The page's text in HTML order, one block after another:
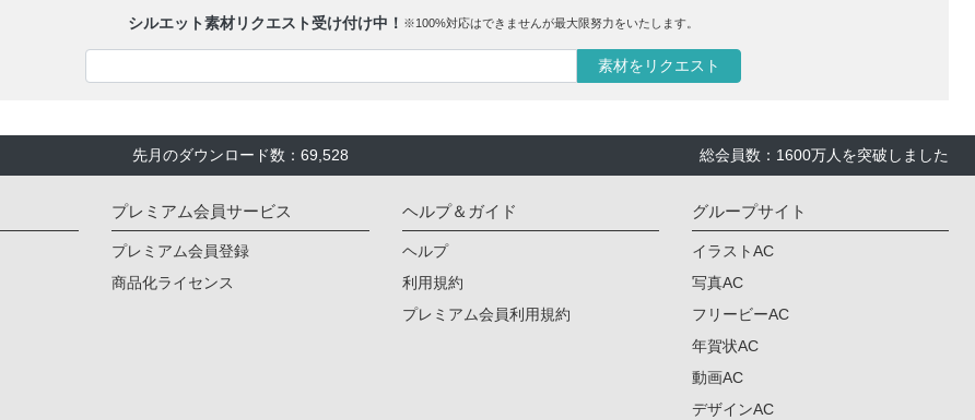
シルエット素材リクエスト受け付け中！ ※100%対応はできませんが最大限努力をいたします。
素材をリクエスト
先月のダウンロード数：69,528 総会員数：1600万人を突破しました
プレミアム会員サービス
プレミアム会員登録
商品化ライセンス
ヘルプ＆ガイド
ヘルプ
利用規約
プレミアム会員利用規約
グループサイト
イラストAC
写真AC
フリービーAC
年賀状AC
動画AC
デザインAC